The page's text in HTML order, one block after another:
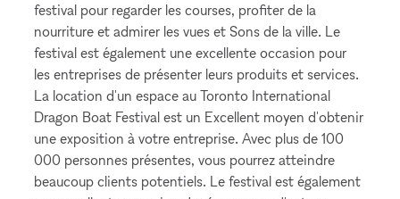
festival pour regarder les courses, profiter de la
nourriture et admirer les vues et Sons de la ville. Le
festival est également une excellente occasion pour
les entreprises de présenter leurs produits et services.
La location d'un espace au Toronto International
Dragon Boat Festival est un Excellent moyen d'obtenir
une exposition à votre entreprise. Avec plus de 100
000 personnes présentes, vous pourrez atteindre
beaucoup clients potentiels. Le festival est également